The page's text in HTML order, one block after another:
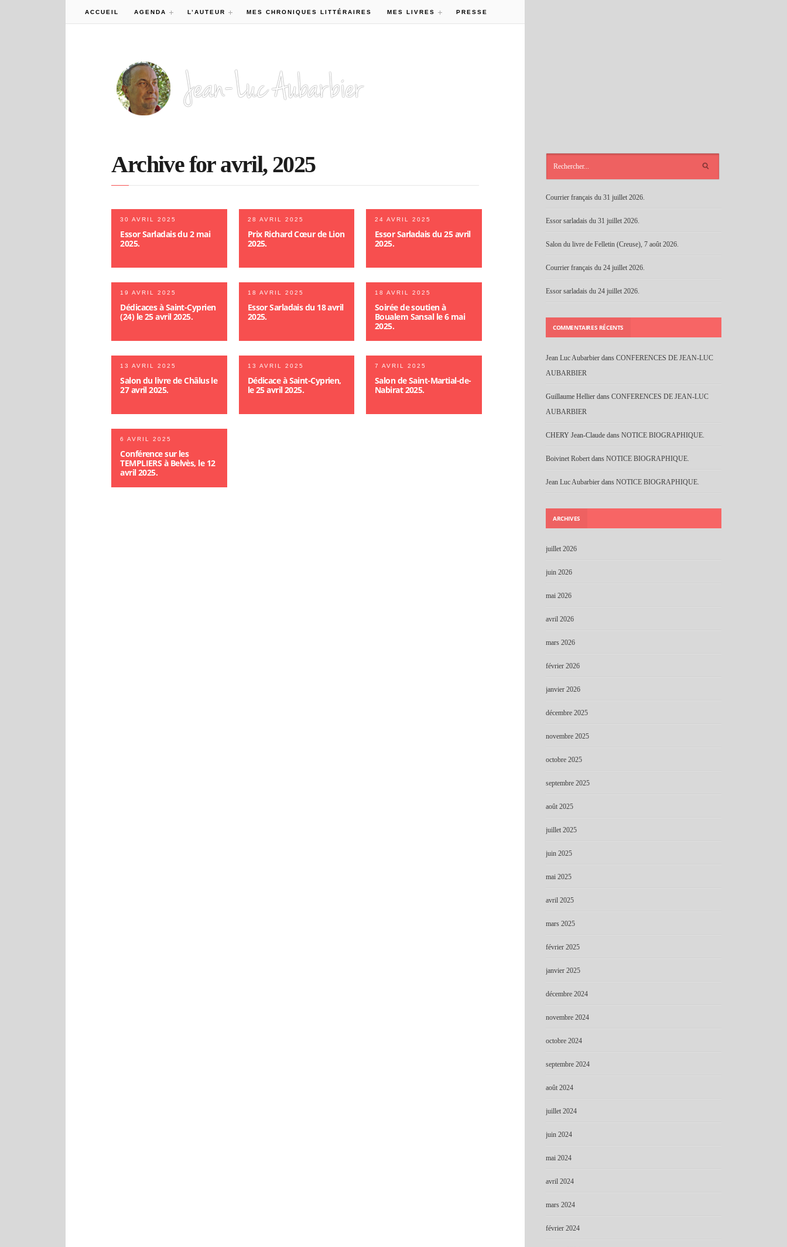
ACCUEIL AGENDA L’AUTEUR MES CHRONIQUES LITTÉRAIRES MES LIVRES PRESSE
Archive for avril, 2025
30 AVRIL 2025
Essor Sarladais du 2 mai
2025.
28 AVRIL 2025
Prix Richard Cœur de Lion
2025.
24 AVRIL 2025
Essor Sarladais du 25 avril
2025.
19 AVRIL 2025
Dédicaces à Saint-Cyprien
(24) le 25 avril 2025.
18 AVRIL 2025
Essor Sarladais du 18 avril
2025.
18 AVRIL 2025
Soirée de soutien à
Boualem Sansal le 6 mai
2025.
13 AVRIL 2025
Salon du livre de Châlus le
27 avril 2025.
13 AVRIL 2025
Dédicace à Saint-Cyprien,
le 25 avril 2025.
7 AVRIL 2025
Salon de Saint-Martial-de-
Nabirat 2025.
6 AVRIL 2025
Conférence sur les
TEMPLIERS à Belvès, le 12
avril 2025.
Courrier français du 31 juillet 2026.
Essor sarladais du 31 juillet 2026.
Salon du livre de Felletin (Creuse), 7 août 2026.
Courrier français du 24 juillet 2026.
Essor sarladais du 24 juillet 2026.
COMMENTAIRES RÉCENTS
Jean Luc Aubarbier dans CONFERENCES DE JEAN-LUC
AUBARBIER
Guillaume Hellier dans CONFERENCES DE JEAN-LUC
AUBARBIER
CHERY Jean-Claude dans NOTICE BIOGRAPHIQUE.
Boivinet Robert dans NOTICE BIOGRAPHIQUE.
Jean Luc Aubarbier dans NOTICE BIOGRAPHIQUE.
ARCHIVES
juillet 2026
juin 2026
mai 2026
avril 2026
mars 2026
février 2026
janvier 2026
décembre 2025
novembre 2025
octobre 2025
septembre 2025
août 2025
juillet 2025
juin 2025
mai 2025
avril 2025
mars 2025
février 2025
janvier 2025
décembre 2024
novembre 2024
octobre 2024
septembre 2024
août 2024
juillet 2024
juin 2024
mai 2024
avril 2024
mars 2024
février 2024